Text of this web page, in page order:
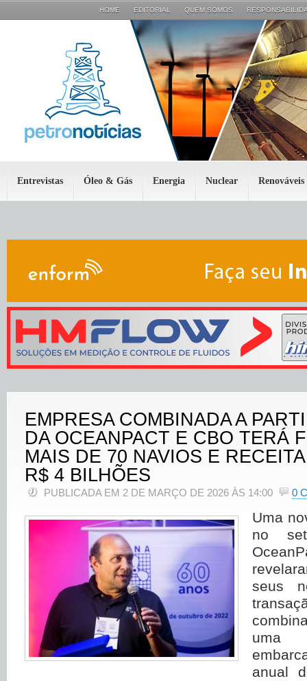
HOME EDITORIAL QUEM SOMOS
Entrevistas Óleo & Gás Energia Nuclear Renováveis
EMPRESA COMBINADA A
DA OCEANPACT E CBO TERÁ
MAIS DE 70 NAVIOS E
R$ 4 BILHÕES
PUBLICADA EM 2 DE MARÇO DE 2026 ÀS 14:00 0
Uma
no
seus
uma
anual